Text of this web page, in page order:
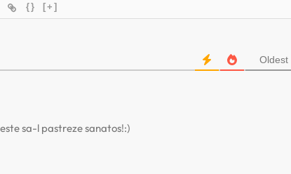
{} [+]
Oldest
sa-l pastreze sanatos!:)